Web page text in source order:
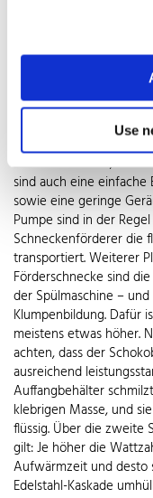
Use
die Schokofontäne
Die große
Vom Mini-Brunnen, bei
über den Klassiker mit
Modell mit getrennten
Die individuell
Personen richten, die
sind auch eine
sowie eine geringe
Pumpe sind in der
Schneckenförderer die
transportiert. Weiterer
Förderschnecke sind
der Spülmaschine –
Klumpenbildung. Dafür
meistens etwas höher.
achten, dass der
ausreichend
Auffangbehälter
klebrigen Masse, und
flüssig. Über die zweite
gilt: Je höher die
Aufwärmzeit und desto
Edelstahl-Kaskade